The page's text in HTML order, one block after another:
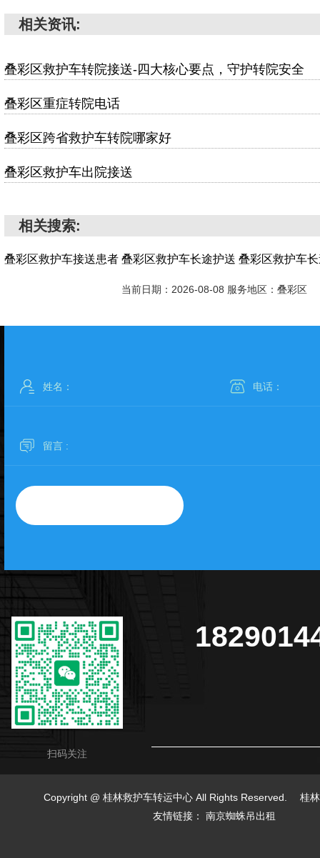
相关资讯:
叠彩区救护车转院接送-四大核心要点，守护转院安全
叠彩区重症转院电话
叠彩区跨省救护车转院哪家好
叠彩区救护车出院接送
相关搜索:
叠彩区救护车接送患者 叠彩区救护车长途护送 叠彩区救护车
当前日期：2026-08-08 服务地区：叠彩区
扫码关注
Copyright @ 桂林救护车转运中心 All Rights Reserved. 桂林
友情链接： 南京蜘蛛吊出租